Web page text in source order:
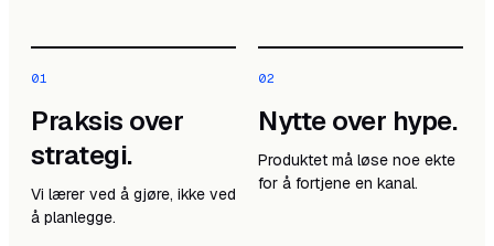
01
Praksis over
strategi.
Vi lærer ved å gjøre, ikke ved
å planlegge.
02
Nytte over hype.
Produktet må løse noe ekte
for å fortjene en kanal.